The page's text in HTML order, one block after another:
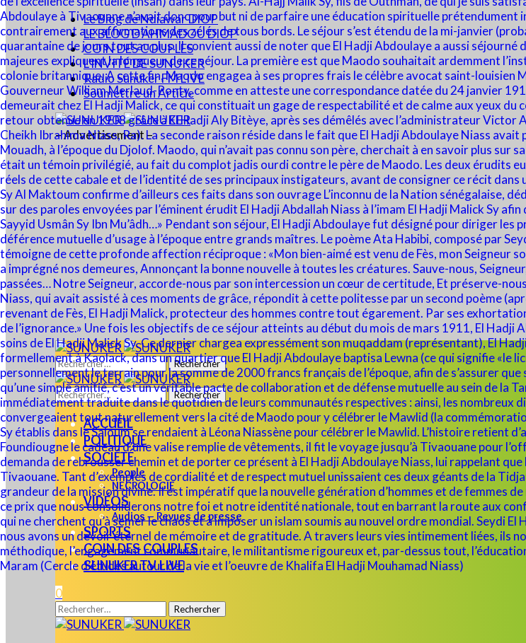
Le Blog de Ndiawar DIOP
LE BLOG D’AHMADOU DIOP
COIN DES COUPLES
L’INVITÉ DE SUNUKER
Radio Sunuker FM LIVE
Soumettre un Article
– Advertisement –
Rechercher :
Rechercher :
ACCUEIL
POLITIQUE
SOCIÉTÉ
People
NECROLOGIE
VIDÉOS
Audios – Revues de presse
SPORTS
COIN DES COUPLES
SUNUKER TV LIVE
0
Rechercher :